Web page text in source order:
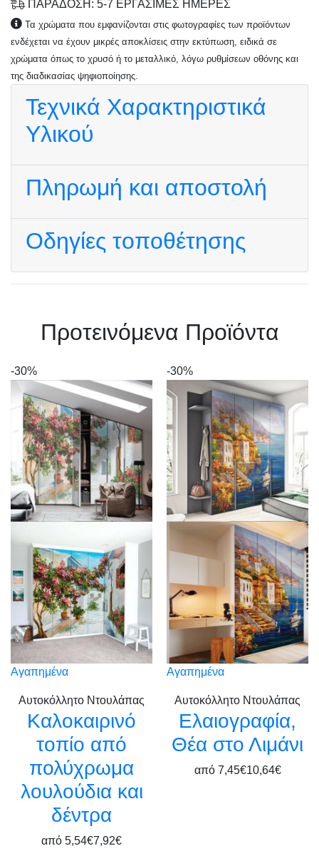
ΠΑΡΑΔΟΣΗ: 5-7 ΕΡΓΑΣΙΜΕΣ ΗΜΕΡΕΣ
Τα χρώματα που εμφανίζονται στις φωτογραφίες των προϊόντων
ενδέχεται να έχουν μικρές αποκλίσεις στην εκτύπωση, ειδικά σε
χρώματα όπως το χρυσό ή το μεταλλικό, λόγω ρυθμίσεων οθόνης και
της διαδικασίας ψηφιοποίησης.
Τεχνικά Χαρακτηριστικά
Υλικού
Πληρωμή και αποστολή
Οδηγίες τοποθέτησης
Πρoτεινόμενα Προϊόντα
-30%
Αγαπημένα
Αυτοκόλλητο Ντουλάπας
Καλοκαιρινό
τοπίο από
πολύχρωμα
λουλούδια και
δέντρα
από 5,54€7,92€
-30%
Αγαπημένα
Αυτοκόλλητο Ντουλάπας
Ελαιογραφία,
Θέα στο Λιμάνι
από 7,45€10,64€